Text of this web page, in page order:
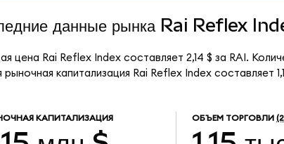
данные рынка Rai Reflex
цена Rai Reflex Index составляет 2,14 $ за RAI.
капитализация Rai Reflex Index составляет
КАПИТАЛИЗАЦИЯ ОБЪЕМ ТОРГОВЛИ